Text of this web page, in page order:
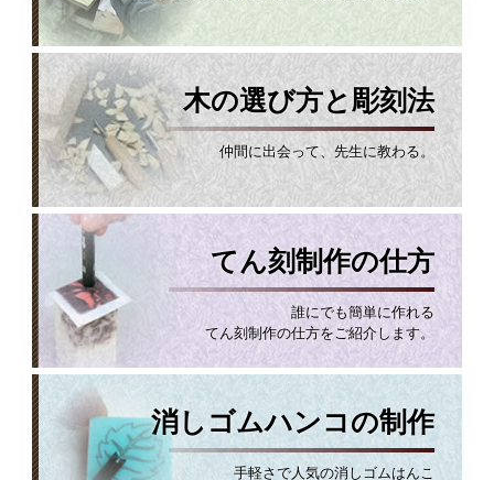
木の選び方と彫刻法
仲間に出会って、先生に教わる。
てん刻制作の仕方
誰にでも簡単に作れる
てん刻制作の仕方をご紹介します。
消しゴムハンコの制作
手軽さで人気の消しゴムはんこ